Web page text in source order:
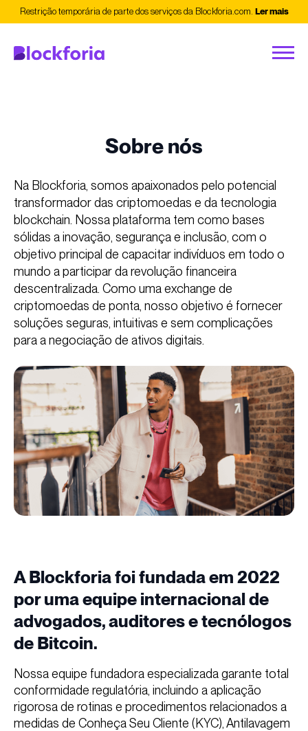
Restrição temporária de parte dos serviços da Blockforia.com. Ler mais
Sobre nós
Na Blockforia, somos apaixonados pelo potencial
transformador das criptomoedas e da tecnologia
blockchain. Nossa plataforma tem como bases
sólidas a inovação, segurança e inclusão, com o
objetivo principal de capacitar indivíduos em todo o
mundo a participar da revolução financeira
descentralizada. Como uma exchange de
criptomoedas de ponta, nosso objetivo é fornecer
soluções seguras, intuitivas e sem complicações
para a negociação de ativos digitais.
A Blockforia foi fundada em 2022
por uma equipe internacional de
advogados, auditores e tecnólogos
de Bitcoin.
Nossa equipe fundadora especializada garante total
conformidade regulatória, incluindo a aplicação
rigorosa de rotinas e procedimentos relacionados a
medidas de Conheça Seu Cliente (KYC), Antilavagem